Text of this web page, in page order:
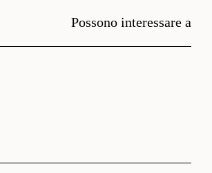
Possono interessare a